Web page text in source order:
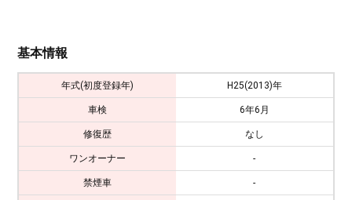
基本情報
年式(初度登録年) H25(2013)年
車検 6年6月
修復歴 なし
ワンオーナー -
禁煙車 -